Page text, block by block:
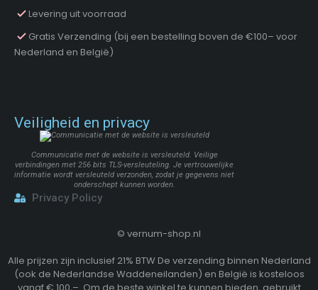
Levering uit voorraad
Gratis Verzending (bij een bestelling boven de €100– voor
Nederland en België)
Veiligheid en privacy
Communicatie met de website is versleuteld. Veilige
verbindingen met 256 bits TLS-versleuteling. Je vertrouwelijke
informatie wordt versleuteld verzonden, zodat je gegevens niet
onderschept kunnen worden.
Privacy Policy
© vernum-shop.nl
Alle prijzen zijn inclusief 21% BTW De verzending binnen Nederland
(ook de Nederlandse Waddeneilanden) en België is kosteloos